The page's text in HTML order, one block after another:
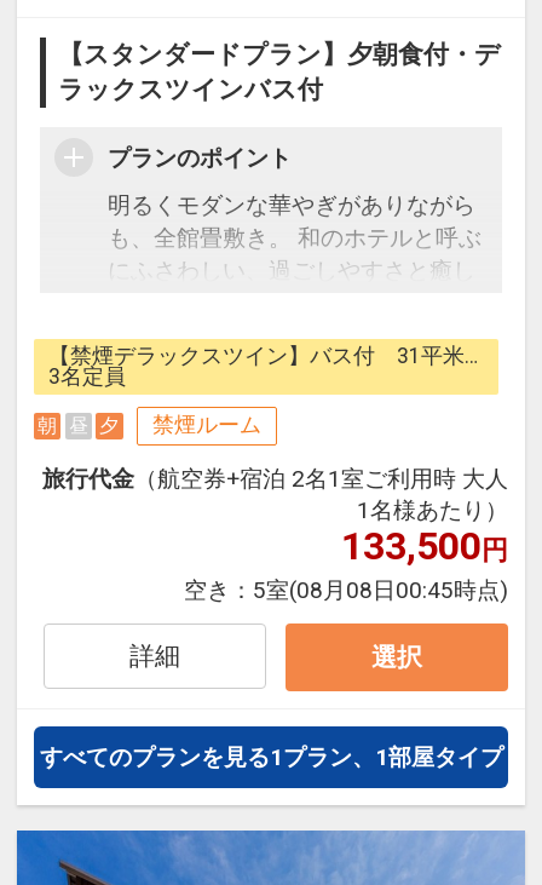
【スタンダードプラン】夕朝食付・デ
ラックスツインバス付
プランのポイント
明るくモダンな華やぎがありながら
も、全館畳敷き。 和のホテルと呼ぶ
にふさわしい、過ごしやすさと癒し
愛らしいお部屋の数々。夕食は日本
海の新鮮な海の幸が贅沢に並ぶ全長
180cmの豪華な船盛りが自慢のバイ
キング。
【宿泊者特典】
・ロビーにてコーヒーのセルフサー
・お好み枕無料貸し出しサービス
・５箇所の貸切風呂が無料で利用可
能
・湯上りの「アイスキャンディー」
朝の「乳酸飲料」のサービス
・夜食ラーメンサービス
【禁煙デラックスツイン】バス付 31平米…
3名定員
朝 昼 夕 禁煙ルーム
旅行代金 （航空券+宿泊 2名1室ご利用時 大人
1名様あたり）
133,500円
空き： 5室(08月08日00:45時点)
詳細 選択
すべてのプランを見る1プラン、1部屋タイプ